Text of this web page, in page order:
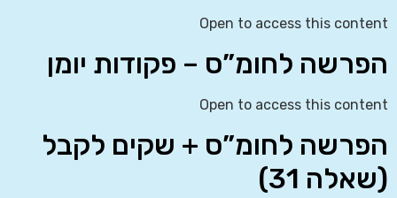
Open to access this content
הפרשה לחומ”ס – פקודות יומן
Open to access this content
הפרשה לחומ”ס + שקים לקבל
(שאלה 31)